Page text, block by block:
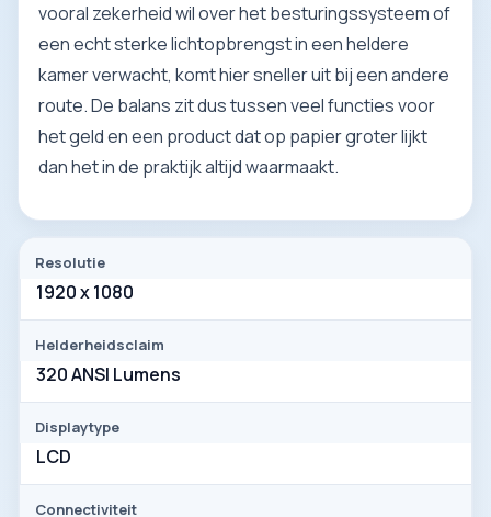
vooral zekerheid wil over het besturingssysteem of
een echt sterke lichtopbrengst in een heldere
kamer verwacht, komt hier sneller uit bij een andere
route. De balans zit dus tussen veel functies voor
het geld en een product dat op papier groter lijkt
dan het in de praktijk altijd waarmaakt.
Resolutie
1920 x 1080
Helderheidsclaim
320 ANSI Lumens
Displaytype
LCD
Connectiviteit